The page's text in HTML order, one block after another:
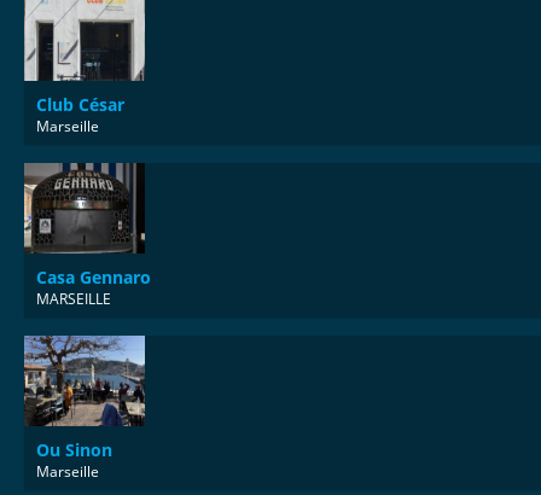
Club César
Marseille
Casa Gennaro
MARSEILLE
Ou Sinon
Marseille